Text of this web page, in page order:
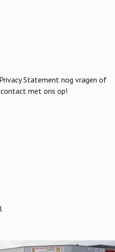
Statement nog vragen of
met ons op!